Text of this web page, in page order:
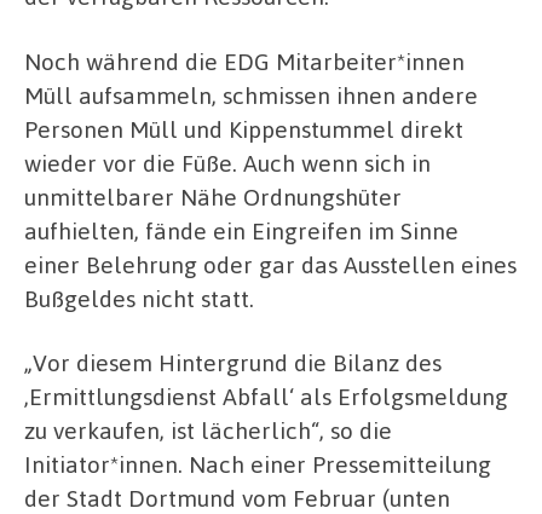
Noch während die EDG Mitarbeiter*innen
Müll aufsammeln, schmissen ihnen andere
Personen Müll und Kippenstummel direkt
wieder vor die Füße. Auch wenn sich in
unmittelbarer Nähe Ordnungshüter
aufhielten, fände ein Eingreifen im Sinne
einer Belehrung oder gar das Ausstellen eines
Bußgeldes nicht statt.
„Vor diesem Hintergrund die Bilanz des
,Ermittlungsdienst Abfall‘ als Erfolgsmeldung
zu verkaufen, ist lächerlich“, so die
Initiator*innen. Nach einer Pressemitteilung
der Stadt Dortmund vom Februar (unten